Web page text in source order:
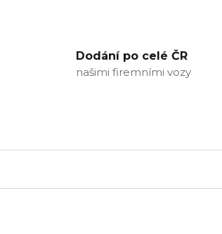
Dodání po celé ČR
našimi firemními vozy